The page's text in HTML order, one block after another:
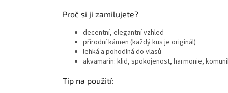
Proč si ji zamilujete?
decentní, elegantní vzhled
přírodní kámen (každý kus je originál)
lehká a pohodlná do vlasů
akvamarín: klid, spokojenost, harmonie,
Tip na použití: